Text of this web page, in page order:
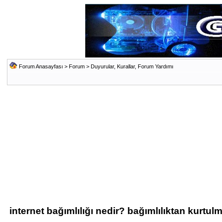
Forum Anasayfası > Forum> Duyurular, Kurallar, Forum Yardımı
internet bağımlılığı nedir? bağımlılıktan